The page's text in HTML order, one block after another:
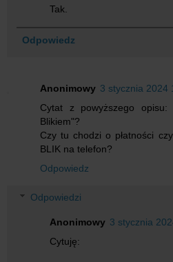
Tak.
Odpowiedz
Anonimowy 3 stycznia 2024
Cytat z powyższego
Blikiem"?
Czy tu chodzi o płatności
BLIK na telefon?
Odpowiedz
Odpowiedzi
Anonimowy 3 stycznia
Cytuję: